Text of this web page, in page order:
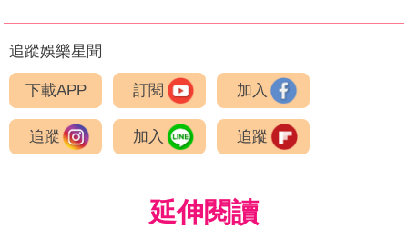
追蹤娛樂星聞
下載APP 訂閱 加入
追蹤 加入 追蹤
延伸閱讀